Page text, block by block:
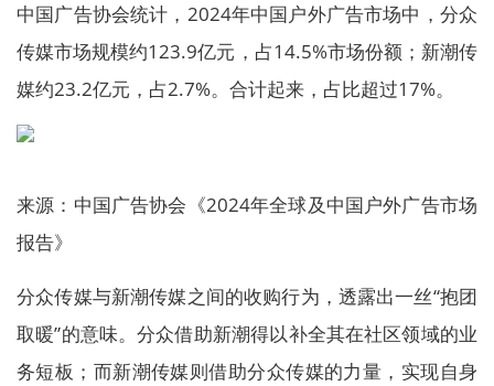
中国广告协会统计，2024年中国户外广告市场中，分众
传媒市场规模约123.9亿元，占14.5%市场份额；新潮传
媒约23.2亿元，占2.7%。合计起来，占比超过17%。
来源：中国广告协会《2024年全球及中国户外广告市场
报告》
分众传媒与新潮传媒之间的收购行为，透露出一丝“抱团
取暖”的意味。分众借助新潮得以补全其在社区领域的业
务短板；而新潮传媒则借助分众传媒的力量，实现自身